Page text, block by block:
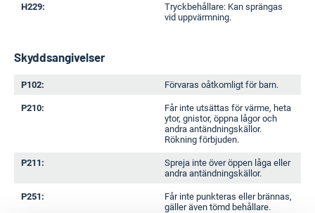
H229:
Tryckbehållare: Kan sprängas
vid uppvärmning.
Skyddsangivelser
P102: Förvaras oåtkomligt för barn.
P210:
Får inte utsättas för värme, heta
ytor, gnistor, öppna lågor och
andra antändningskällor.
Rökning förbjuden.
P211:
Spreja inte över öppen låga eller
andra antändningskällor.
P251:
Får inte punkteras eller brännas,
gäller även tömd behållare.